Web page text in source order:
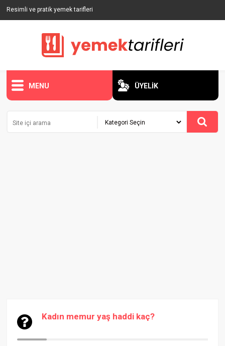
Resimli ve pratik yemek tarifleri
MENU ÜYELİK
Kadın memur yaş haddi kaç?